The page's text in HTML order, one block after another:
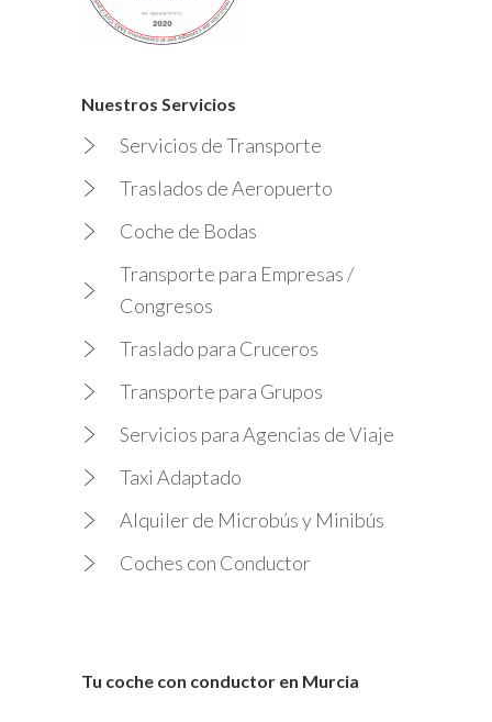
Nuestros Servicios
Servicios de Transporte
Traslados de Aeropuerto
Coche de Bodas
Transporte para Empresas /
Congresos
Traslado para Cruceros
Transporte para Grupos
Servicios para Agencias de Viaje
Taxi Adaptado
Alquiler de Microbús y Minibús
Coches con Conductor
Tu coche con conductor en Murcia